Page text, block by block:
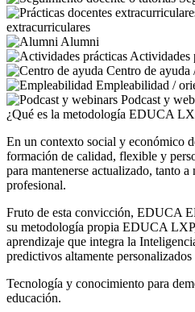
extracurriculares
Alumni
Actividades
Centro de ayuda
Empleabilidad /
Podcast y
¿Qué es la metodología EDUCA
En un contexto social y económico
formación de calidad, flexible y
para mantenerse actualizado, tanto
profesional.
Fruto de esta convicción, EDUCA
su metodología propia EDUCA
aprendizaje que integra la
predictivos altamente
Tecnología y conocimiento para
educación.